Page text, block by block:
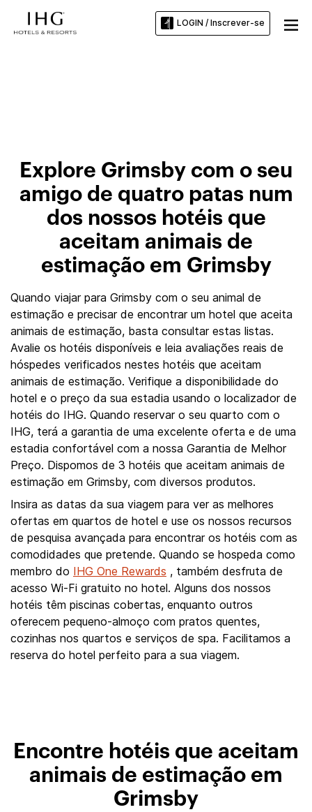
LOGIN / Inscrever-se
Explore Grimsby com o seu
amigo de quatro patas num
dos nossos hotéis que
aceitam animais de
estimação em Grimsby
Quando viajar para Grimsby com o seu animal de
estimação e precisar de encontrar um hotel que aceita
animais de estimação, basta consultar estas listas.
Avalie os hotéis disponíveis e leia avaliações reais de
hóspedes verificados nestes hotéis que aceitam
animais de estimação. Verifique a disponibilidade do
hotel e o preço da sua estadia usando o localizador de
hotéis do IHG. Quando reservar o seu quarto com o
IHG, terá a garantia de uma excelente oferta e de uma
estadia confortável com a nossa Garantia de Melhor
Preço. Dispomos de 3 hotéis que aceitam animais de
estimação em Grimsby, com diversos produtos.
Insira as datas da sua viagem para ver as melhores
ofertas em quartos de hotel e use os nossos recursos
de pesquisa avançada para encontrar os hotéis com as
comodidades que pretende. Quando se hospeda como
membro do IHG One Rewards , também desfruta de
acesso Wi-Fi gratuito no hotel. Alguns dos nossos
hotéis têm piscinas cobertas, enquanto outros
oferecem pequeno-almoço com pratos quentes,
cozinhas nos quartos e serviços de spa. Facilitamos a
reserva do hotel perfeito para a sua viagem.
Encontre hotéis que aceitam
animais de estimação em
Grimsby